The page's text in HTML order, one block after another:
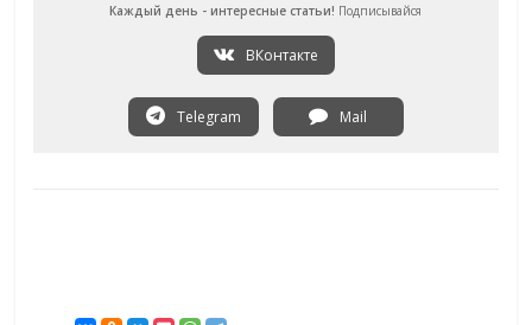
Каждый день - интересные статьи! Подписывайся
ВКонтакте
Telegram Mail